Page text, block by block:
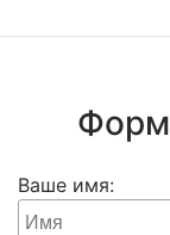
Ваше имя: